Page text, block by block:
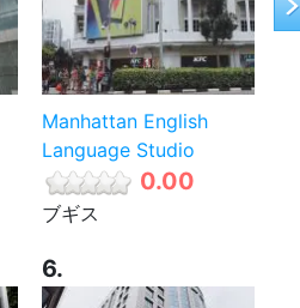
Manhattan English
Language Studio
0.00
ブギス
6.